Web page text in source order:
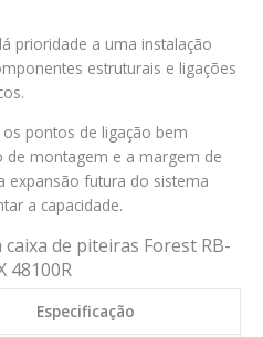
prioridade a uma instalação
estruturais e ligações
pontos de ligação bem
montagem e a margem de
expansão futura do sistema
a capacidade.
caixa de piteiras Forest RB-
48100R
Especificação